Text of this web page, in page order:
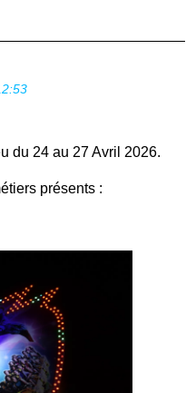
du 24 au 27 Avril 2026.
présents :